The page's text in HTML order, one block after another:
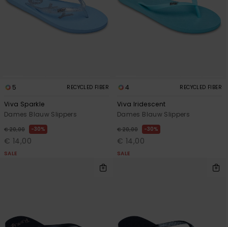
Swim
Kleding
5 RECYCLED FIBER
Viva Sparkle
Dames Blauw Slippers
€ 20,00 30%
€ 14,00
SALE
4 RECYCLED FIBER
Viva Iridescent
Dames Blauw Slippers
€ 20,00 30%
€ 14,00
SALE